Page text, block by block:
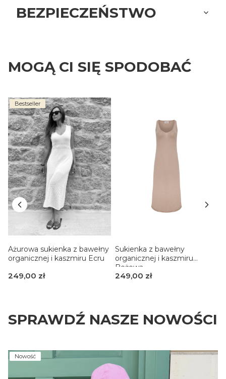
BEZPIECZEŃSTWO
MOGĄ CI SIĘ SPODOBAĆ
Bestseller
Ażurowa sukienka z bawełny
organicznej i kaszmiru Ecru
Cena
249,00 zł
Sukienka z bawełny
organicznej i kaszmiru
Beżowa
Cena
249,00 zł
SPRAWDŹ NASZE NOWOŚCI
Nowość